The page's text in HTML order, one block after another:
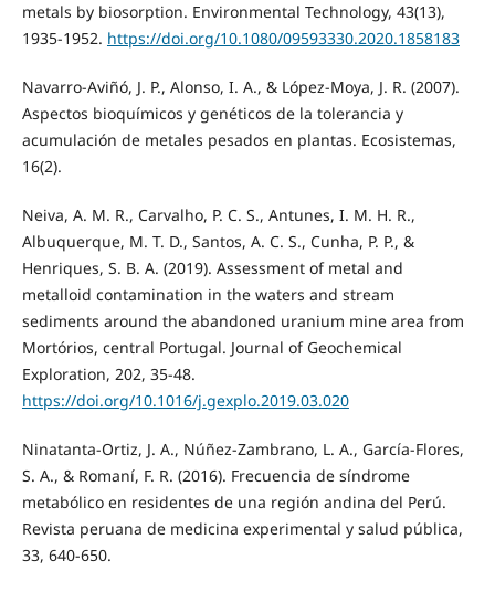
metals by biosorption. Environmental Technology, 43(13),
1935-1952. https://doi.org/10.1080/09593330.2020.1858183
Navarro-Aviñó, J. P., Alonso, I. A., & López-Moya, J. R. (2007).
Aspectos bioquímicos y genéticos de la tolerancia y
acumulación de metales pesados en plantas. Ecosistemas,
16(2).
Neiva, A. M. R., Carvalho, P. C. S., Antunes, I. M. H. R.,
Albuquerque, M. T. D., Santos, A. C. S., Cunha, P. P., &
Henriques, S. B. A. (2019). Assessment of metal and
metalloid contamination in the waters and stream
sediments around the abandoned uranium mine area from
Mortórios, central Portugal. Journal of Geochemical
Exploration, 202, 35-48.
https://doi.org/10.1016/j.gexplo.2019.03.020
Ninatanta-Ortiz, J. A., Núñez-Zambrano, L. A., García-Flores,
S. A., & Romaní, F. R. (2016). Frecuencia de síndrome
metabólico en residentes de una región andina del Perú.
Revista peruana de medicina experimental y salud pública,
33, 640-650.